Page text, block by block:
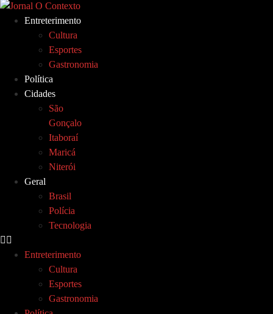
Ir
para
Entreterimento
Cultura
Esportes
Gastronomia
Política
Cidades
São
Gonçalo
Itaboraí
Maricá
Niterói
Geral
Brasil
Polícia
Tecnologia
Entreterimento
Cultura
Esportes
Gastronomia